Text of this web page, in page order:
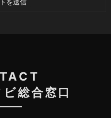
総合窓口